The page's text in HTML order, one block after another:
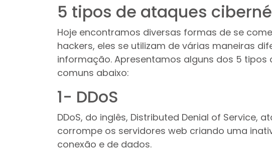
5 tipos de ataques
Hoje encontramos diversas formas de se
hackers, eles se utilizam de várias maneiras
informação. Apresentamos alguns dos 5
comuns abaixo:
1- DDoS
DDoS, do inglês, Distributed Denial of Service,
corrompe os servidores web criando uma
conexão e de dados.